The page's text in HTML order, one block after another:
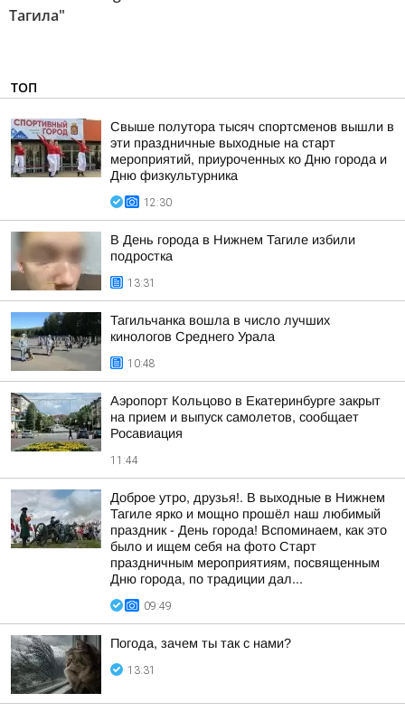
Тагила"
ТОП
Свыше полутора тысяч спортсменов вышли в
эти праздничные выходные на старт
мероприятий, приуроченных ко Дню города и
Дню физкультурника
12:30
В День города в Нижнем Тагиле избили
подростка
13:31
Тагильчанка вошла в число лучших
кинологов Среднего Урала
10:48
Аэропорт Кольцово в Екатеринбурге закрыт
на прием и выпуск самолетов, сообщает
Росавиация
11:44
Доброе утро, друзья!. В выходные в Нижнем
Тагиле ярко и мощно прошёл наш любимый
праздник - День города! Вспоминаем, как это
было и ищем себя на фото Cтарт
праздничным мероприятиям, посвященным
Дню города, по традиции дал...
09:49
Погода, зачем ты так с нами?
13:31